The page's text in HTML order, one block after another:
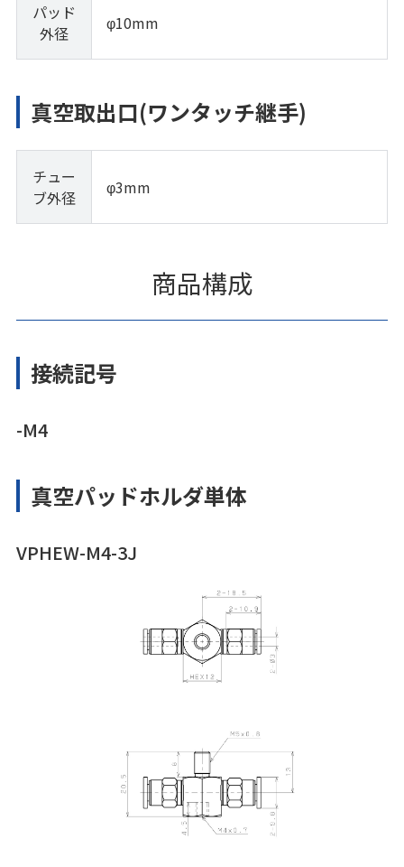
パッド
外径
φ10mm
真空取出口(ワンタッチ継手)
チュー
ブ外径
φ3mm
商品構成
接続記号
-M4
真空パッドホルダ単体
VPHEW-M4-3J